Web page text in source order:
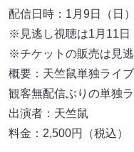
配信日時：1月9日（日
※見逃し視聴は1月11日
※チケットの販売は見
概要：天竺鼠単独ライ
観客無配信ぶりの単独ラ
出演者：天竺鼠
料金：2,500円（税込）